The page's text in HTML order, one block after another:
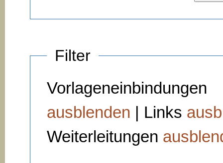
Filter
Vorlageneinbindungen
ausblenden | Links
Weiterleitungen